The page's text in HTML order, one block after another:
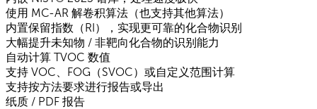
使用 MC-AR 解卷积算法（也支持其他算法）
内置保留指数（RI），实现更可靠的化合物识别
大幅提升未知物 / 非靶向化合物的识别能力
自动计算 TVOC 数值
支持 VOC、FOG（SVOC）或自定义范围计算
支持按方法要求进行报告或导出
纸质 / PDF 报告